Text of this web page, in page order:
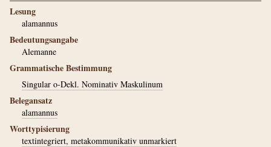
Lesung
alamannus
Bedeutungsangabe
Alemanne
Grammatische Bestimmung
Singular o-Dekl. Nominativ Maskulinum
Belegansatz
alamannus
Worttypisierung
textintegriert, metakommunikativ unmarkiert